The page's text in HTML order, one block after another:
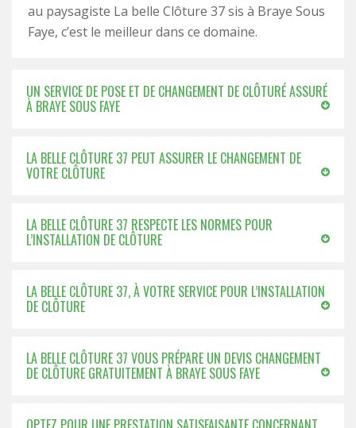
au paysagiste La belle Clôture 37 sis à Braye Sous
Faye, c’est le meilleur dans ce domaine.
UN SERVICE DE POSE ET DE CHANGEMENT DE CLÔTURÉ ASSURÉ
À BRAYE SOUS FAYE
LA BELLE CLÔTURE 37 PEUT ASSURER LE CHANGEMENT DE
VOTRE CLÔTURE
LA BELLE CLÔTURE 37 RESPECTE LES NORMES POUR
L’INSTALLATION DE CLÔTURE
LA BELLE CLÔTURE 37, À VOTRE SERVICE POUR L’INSTALLATION
DE CLÔTURE
LA BELLE CLÔTURE 37 VOUS PRÉPARE UN DEVIS CHANGEMENT
DE CLÔTURE GRATUITEMENT À BRAYE SOUS FAYE